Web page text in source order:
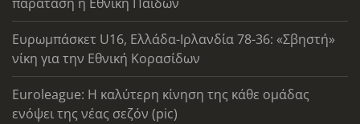
παράταση η Εθνική Παίδων
Ευρωμπάσκετ U16, Ελλάδα-Ιρλανδία 78-36: «Σβηστή»
νίκη για την Εθνική Κορασίδων
Euroleague: Η καλύτερη κίνηση της κάθε ομάδας
ενόψει της νέας σεζόν (pic)